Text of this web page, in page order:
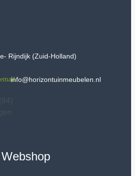
Rijndijk (Zuid-Holland)
info@horizontuinmeubelen.nl
(84)
Webshop